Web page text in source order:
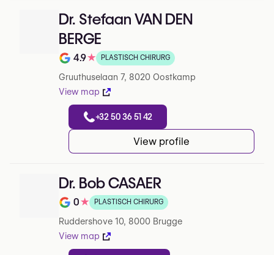
Dr. Stefaan VAN DEN
BERGE
Note de 4.9 sur 5 sur Google
4.9★ PLASTISCH CHIRURG
Gruuthuselaan 7, 8020 Oostkamp
View map
+32 50 36 51 42
View profile
Dr. Bob CASAER
Note de 0 sur 5 sur Google
0★ PLASTISCH CHIRURG
Ruddershove 10, 8000 Brugge
View map